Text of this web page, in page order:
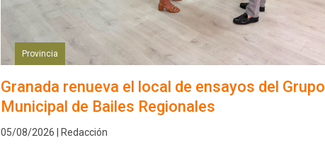
Provincia
Granada renueva el local de ensayos del Grupo
Municipal de Bailes Regionales
05/08/2026 | Redacción